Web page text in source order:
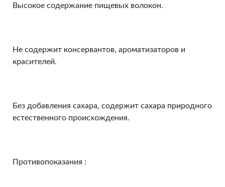
Высокое содержание пищевых волокон.
Не содержит консервантов, ароматизаторов и
красителей.
Без добавления сахара, содержит сахара природного
естественного происхождения.
Противопоказания :